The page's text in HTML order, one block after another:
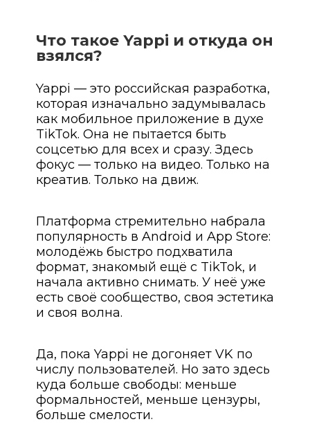
Что такое Yappi и откуда он
взялся?
Yappi — это российская разработка,
которая изначально задумывалась
как мобильное приложение в духе
TikTok. Она не пытается быть
соцсетью для всех и сразу. Здесь
фокус — только на видео. Только на
креатив. Только на движ.
Платформа стремительно набрала
популярность в Android и App Store:
молодёжь быстро подхватила
формат, знакомый ещё с TikTok, и
начала активно снимать. У неё уже
есть своё сообщество, своя эстетика
и своя волна.
Да, пока Yappi не догоняет VK по
числу пользователей. Но зато здесь
куда больше свободы: меньше
формальностей, меньше цензуры,
больше смелости.